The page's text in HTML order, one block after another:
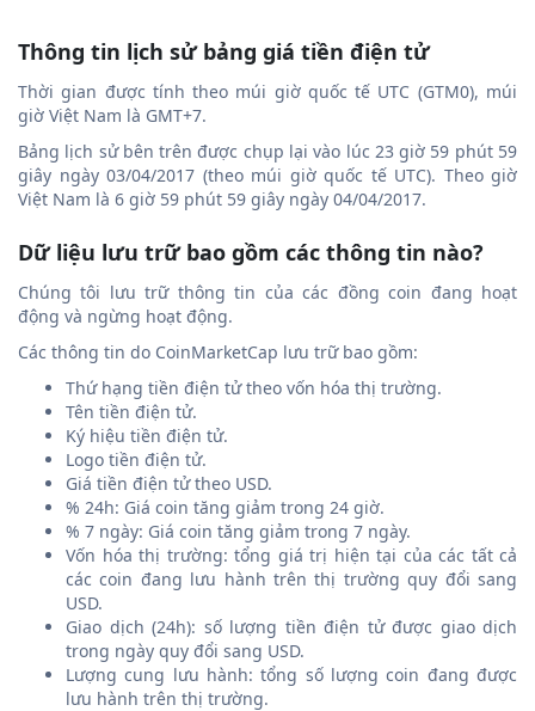
Thông tin lịch sử bảng giá tiền điện tử
Thời gian được tính theo múi giờ quốc tế UTC (GTM0), múi
giờ Việt Nam là GMT+7.
Bảng lịch sử bên trên được chụp lại vào lúc 23 giờ 59 phút 59
giây ngày 03/04/2017 (theo múi giờ quốc tế UTC). Theo giờ
Việt Nam là 6 giờ 59 phút 59 giây ngày 04/04/2017.
Dữ liệu lưu trữ bao gồm các thông tin nào?
Chúng tôi lưu trữ thông tin của các đồng coin đang hoạt
động và ngừng hoạt động.
Các thông tin do CoinMarketCap lưu trữ bao gồm:
Thứ hạng tiền điện tử theo vốn hóa thị trường.
Tên tiền điện tử.
Ký hiệu tiền điện tử.
Logo tiền điện tử.
Giá tiền điện tử theo USD.
% 24h: Giá coin tăng giảm trong 24 giờ.
% 7 ngày: Giá coin tăng giảm trong 7 ngày.
Vốn hóa thị trường: tổng giá trị hiện tại của các tất cả
các coin đang lưu hành trên thị trường quy đổi sang
USD.
Giao dịch (24h): số lượng tiền điện tử được giao dịch
trong ngày quy đổi sang USD.
Lượng cung lưu hành: tổng số lượng coin đang được
lưu hành trên thị trường.